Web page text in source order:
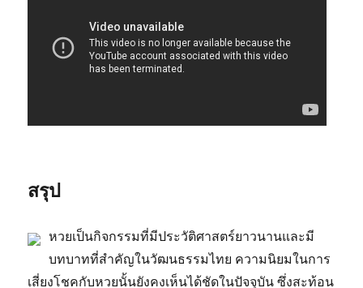
สรุป
หวยเป็นกิจกรรมที่มีประวัติศาสตร์ยาวนานและมี
บทบาทที่สำคัญในวัฒนธรรมไทย ความนิยมในการ
เสี่ยงโชคกับหวยนั้นยังคงเห็นได้ชัดในปัจจุบัน ซึ่งสะท้อน